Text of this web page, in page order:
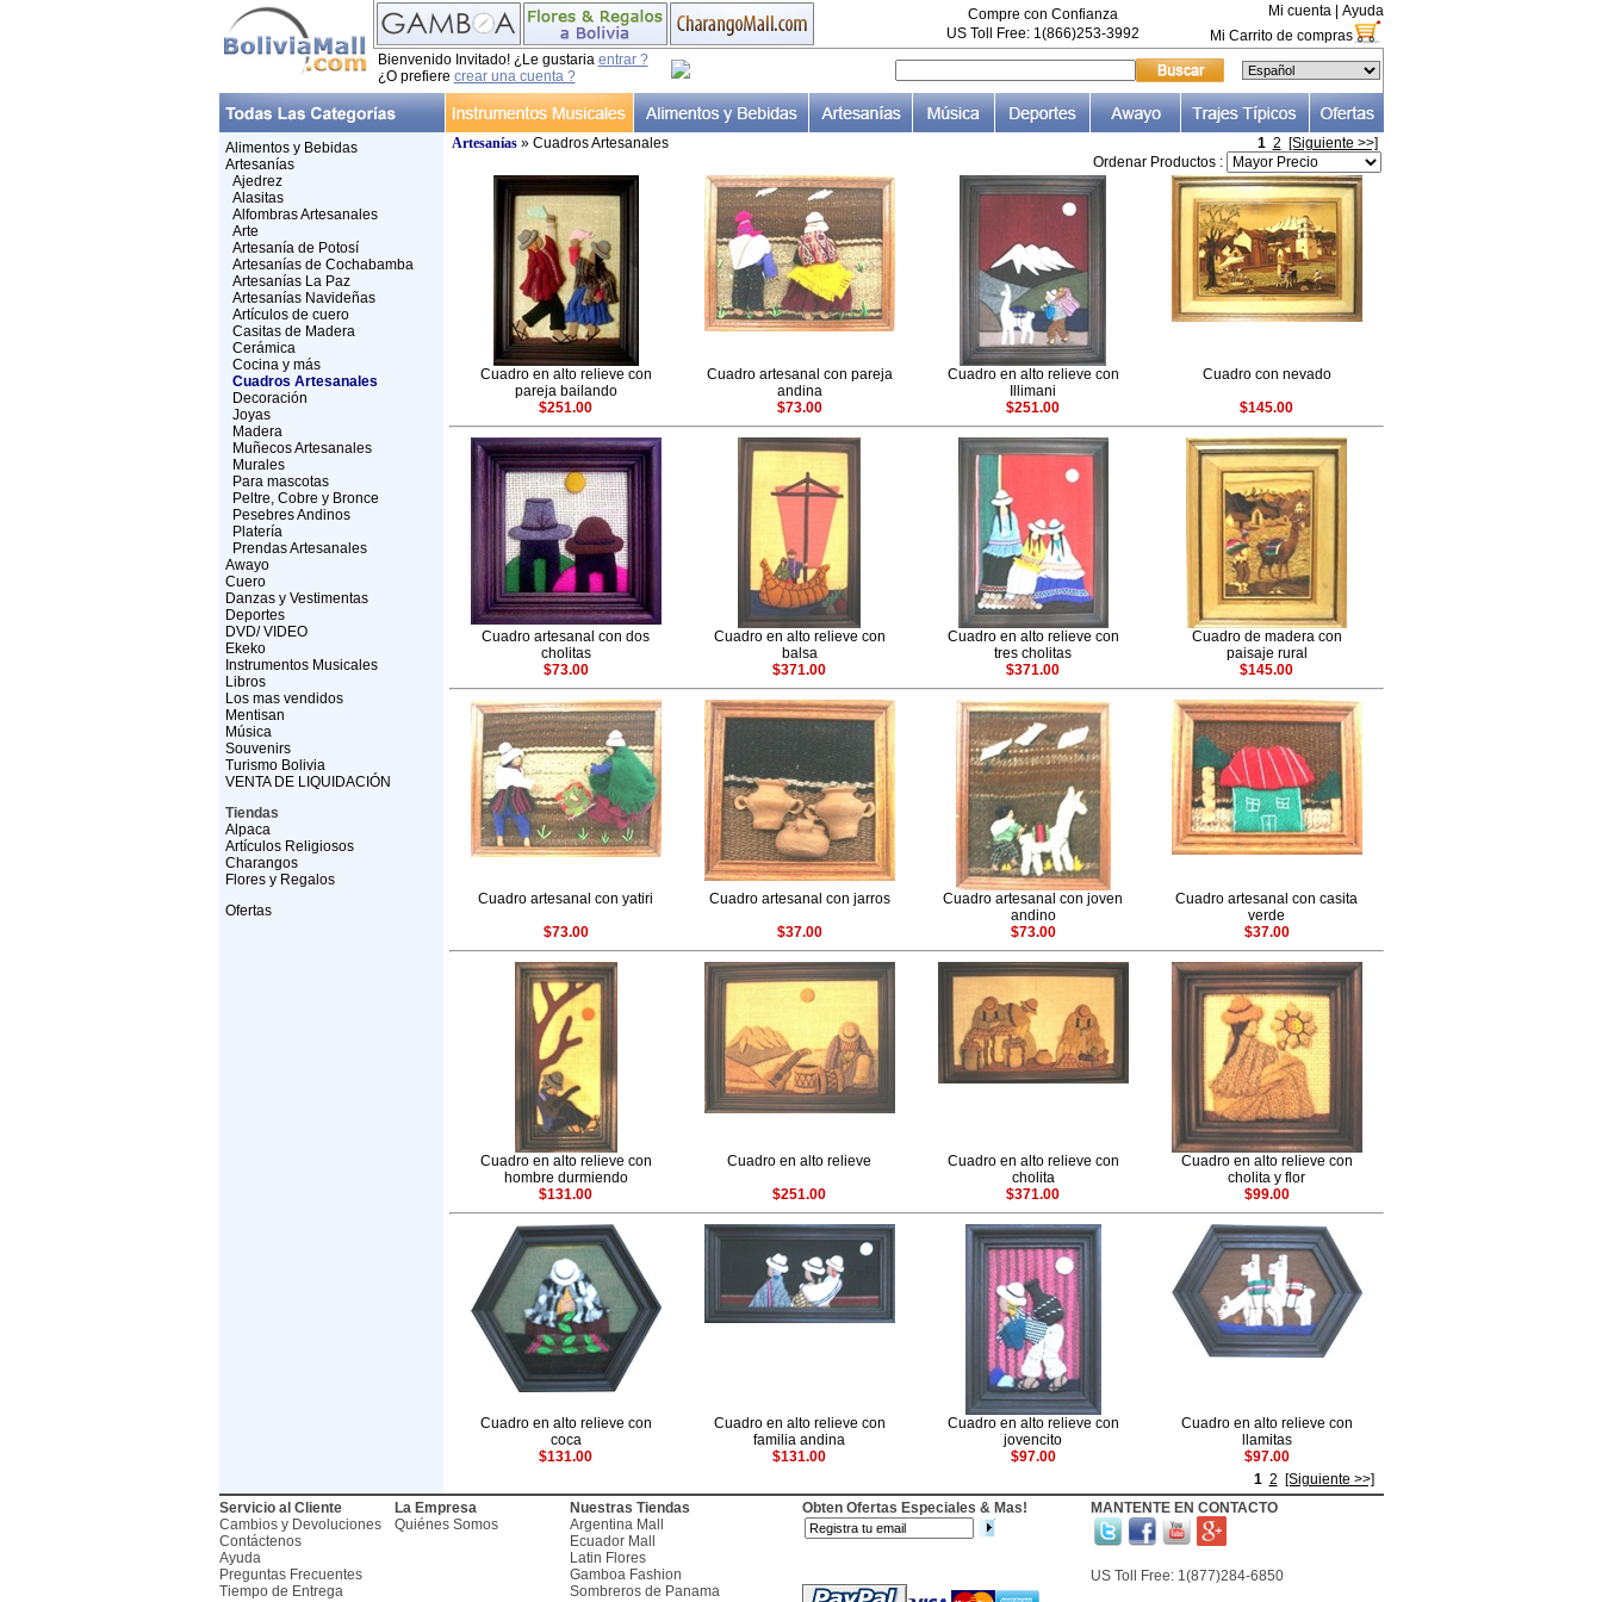
Compre con Confianza
US Toll Free: 1(866)253-3992
Mi cuenta| Ayuda
Mi Carrito de compras
Bienvenido Invitado! ¿Le gustaria entrar ?
¿O prefiere crear una cuenta ?
Alimentos y Bebidas
Artesanías
Ajedrez
Alasitas
Alfombras Artesanales
Arte
Artesanía de Potosí
Artesanías de Cochabamba
Artesanías La Paz
Artesanías Navideñas
Artículos de cuero
Casitas de Madera
Cerámica
Cocina y más
Cuadros Artesanales
Decoración
Joyas
Madera
Muñecos Artesanales
Murales
Para mascotas
Peltre, Cobre y Bronce
Pesebres Andinos
Platería
Prendas Artesanales
Awayo
Cuero
Danzas y Vestimentas
Deportes
DVD/ VIDEO
Ekeko
Instrumentos Musicales
Libros
Los mas vendidos
Mentisan
Música
Souvenirs
Turismo Bolivia
VENTA DE LIQUIDACIÓN
Tiendas
Alpaca
Artículos Religiosos
Charangos
Flores y Regalos
Ofertas
Artesanías» Cuadros Artesanales 1 2 [Siguiente >>]
Ordenar Productos :
Cuadro en alto relieve con
pareja bailando
Cuadro artesanal con pareja
andina
Cuadro en alto relieve con
Illimani
Cuadro con nevado
$251.00
$73.00 $251.00 $145.00
Cuadro artesanal con dos
cholitas
Cuadro en alto relieve con
balsa
Cuadro en alto relieve con
tres cholitas
Cuadro de madera con
paisaje rural
$73.00
$371.00 $371.00 $145.00
Cuadro artesanal con yatiri Cuadro artesanal con jarros
Cuadro artesanal con joven
andino
Cuadro artesanal con casita
verde
$73.00
$37.00 $73.00 $37.00
Cuadro en alto relieve con
hombre durmiendo
Cuadro en alto relieve
Cuadro en alto relieve con
cholita
Cuadro en alto relieve con
cholita y flor
$131.00
$251.00 $371.00 $99.00
Cuadro en alto relieve con
coca
Cuadro en alto relieve con
familia andina
Cuadro en alto relieve con
jovencito
Cuadro en alto relieve con
llamitas
$131.00
$131.00 $97.00
$97.00
1 2 [Siguiente >>]
Servicio al Cliente
Cambios y Devoluciones
Contáctenos
Ayuda
Preguntas Frecuentes
Tiempo de Entrega
La Empresa
Quiénes Somos
Nuestras Tiendas
Argentina Mall
Ecuador Mall
Latin Flores
Gamboa Fashion
Sombreros de Panama
Obten Ofertas Especiales & Mas! MANTENTE EN CONTACTO
US Toll Free: 1(877)284-6850